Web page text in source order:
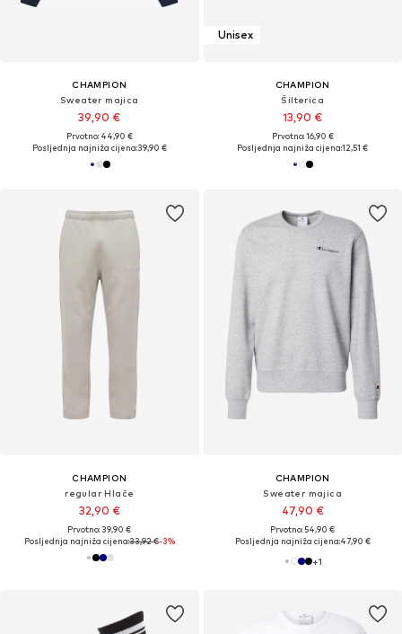
CHAMPION
Sweater majica
39,90 €
Prvotno: 44,90 €
Posljednja najniža cijena:39,90 €
Unisex
CHAMPION
Šilterica
13,90 €
Prvotno: 16,90 €
Posljednja najniža cijena:12,51 €
CHAMPION
regular Hlače
32,90 €
Prvotno: 39,90 €
Posljednja najniža cijena:33,92 €-3%
CHAMPION
Sweater majica
47,90 €
Prvotno: 54,90 €
Posljednja najniža cijena:47,90 €
+1